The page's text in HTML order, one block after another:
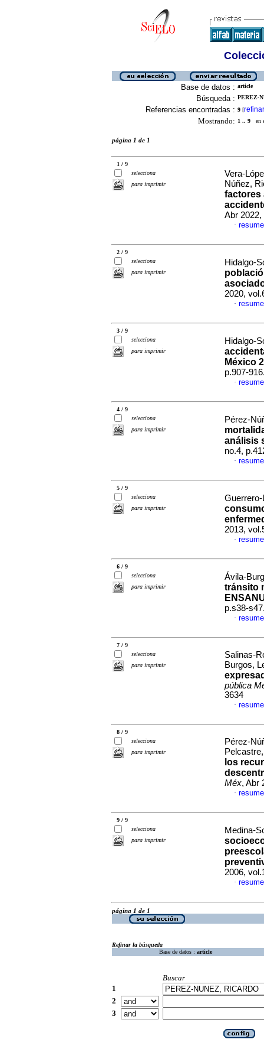
Base de datos : article
Búsqueda : PEREZ-
Referencias encontradas : 9 [refinar
Mostrando: 1 .. 9 en
página 1 de 1
1 / 9
selecciona
para imprimir
Vera-
Núñez,
factores
Abr 2022,
·
2 / 9
selecciona
para imprimir
Hidalgo-
2020,
·
3 / 9
selecciona
para imprimir
Hidalgo-
México
p.907-
·
4 / 9
selecciona
para imprimir
Pérez-
análisis
no.4,
·
5 / 9
selecciona
para imprimir
2013,
·
6 / 9
selecciona
para imprimir
Ávila-
tránsito
p.s38-
·
7 / 9
selecciona
para imprimir
Salinas-
Burgos,
pública
3634
·
8 / 9
selecciona
para imprimir
Pérez-
los
Méx, Abr
·
9 / 9
selecciona
para imprimir
Medina-
2006,
·
página 1 de 1
Refinar la búsqueda
Base de datos : article
Buscar
1
2
3